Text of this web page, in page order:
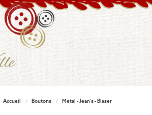
Accueil / Boutons / Métal - Jean's - Blaser